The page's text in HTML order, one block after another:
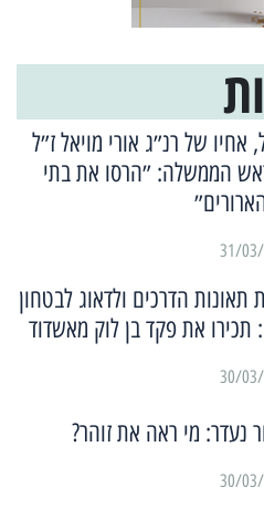
אחיו של רנ״ג אורי מויאל ז״ל
הממשלה: ״הרסו את בתי
הדרכים ולדאוג לבטחון
את פקד בן לוק מאשדוד
נעדר: מי ראה את זוהר?